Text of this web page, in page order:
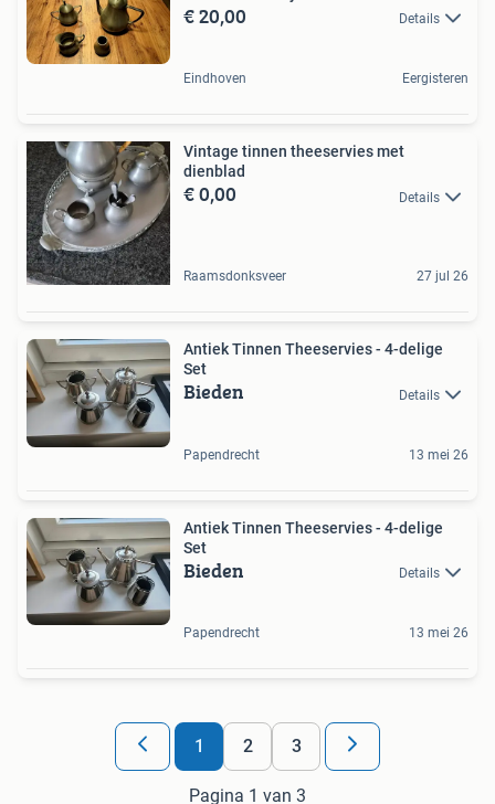
€ 20,00 Details
Eindhoven Eergisteren
Vintage tinnen theeservies met
dienblad
€ 0,00 Details
Raamsdonksveer 27 jul 26
Antiek Tinnen Theeservies - 4-delige
Set
Bieden Details
Papendrecht 13 mei 26
Antiek Tinnen Theeservies - 4-delige
Set
Bieden Details
Papendrecht 13 mei 26
1 2 3
Pagina 1 van 3